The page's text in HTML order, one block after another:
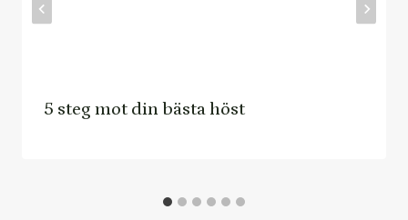
5 steg mot din bästa höst